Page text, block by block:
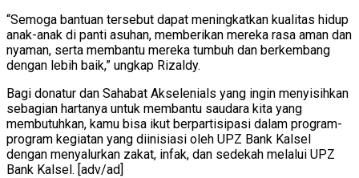
“Semoga bantuan tersebut dapat meningkatkan kualitas hidup
anak-anak di panti asuhan, memberikan mereka rasa aman dan
nyaman, serta membantu mereka tumbuh dan berkembang
dengan lebih baik,” ungkap Rizaldy.
Bagi donatur dan Sahabat Akselenials yang ingin menyisihkan
sebagian hartanya untuk membantu saudara kita yang
membutuhkan, kamu bisa ikut berpartisipasi dalam program-
program kegiatan yang diinisiasi oleh UPZ Bank Kalsel
dengan menyalurkan zakat, infak, dan sedekah melalui UPZ
Bank Kalsel. [adv/ad]